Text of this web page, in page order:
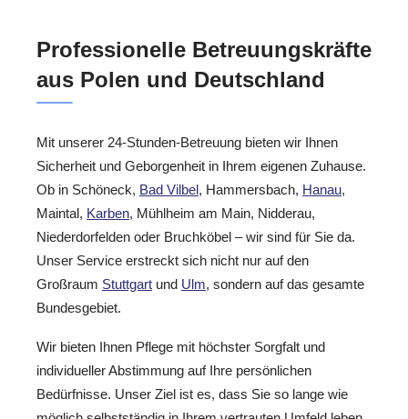
Professionelle Betreuungskräfte
aus Polen und Deutschland
Mit unserer 24-Stunden-Betreuung bieten wir Ihnen
Sicherheit und Geborgenheit in Ihrem eigenen Zuhause.
Ob in Schöneck, Bad Vilbel, Hammersbach, Hanau,
Maintal, Karben, Mühlheim am Main, Nidderau,
Niederdorfelden oder Bruchköbel – wir sind für Sie da.
Unser Service erstreckt sich nicht nur auf den
Großraum Stuttgart und Ulm, sondern auf das gesamte
Bundesgebiet.
Wir bieten Ihnen Pflege mit höchster Sorgfalt und
individueller Abstimmung auf Ihre persönlichen
Bedürfnisse. Unser Ziel ist es, dass Sie so lange wie